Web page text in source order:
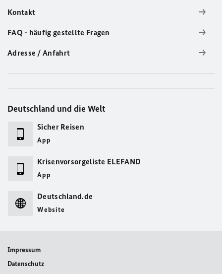
Kontakt
FAQ - häufig gestellte Fragen
Adresse / Anfahrt
Deutschland und die Welt
Sicher Reisen
App
Krisenvorsorgeliste ELEFAND
App
Deutschland.de
Website
Impressum
Datenschutz